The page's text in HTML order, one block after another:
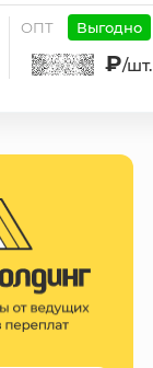
ОПТ Выгодно
₽/шт.